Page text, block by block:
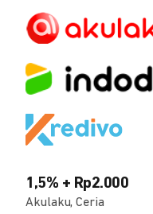
1,5% + Rp2.000
Akulaku, Ceria